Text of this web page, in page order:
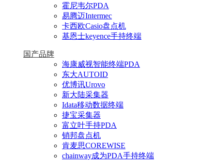
霍尼韦尔PDA
易腾迈Intermec
卡西欧Casio盘点机
基恩士keyence手持终端
国产品牌
海康威视智能终端PDA
东大AUTOID
优博讯Urovo
新大陆采集器
Idata移动数据终端
捷宝采集器
富立叶手持PDA
销邦盘点机
肯麦思COREWISE
chainway成为PDA手持终端